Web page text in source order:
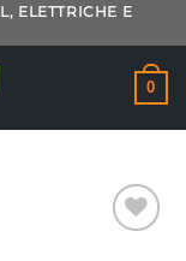
ELETTRICHE E
0